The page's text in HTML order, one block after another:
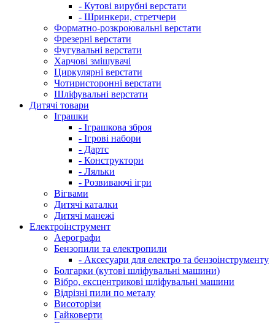
- Кутові вирубні верстати
- Шринкери, стретчери
Форматно-розкроювальні верстати
Фрезерні верстати
Фугувальні верстати
Харчові змішувачі
Циркулярні верстати
Чотиристоронні верстати
Шліфувальні верстати
Дитячі товари
Іграшки
- Іграшкова зброя
- Ігрові набори
- Дартс
- Конструктори
- Ляльки
- Розвиваючі ігри
Вігвами
Дитячі каталки
Дитячі манежі
Електроінструмент
Аерографи
Бензопили та електропили
- Аксесуари для електро та бензоінструменту
Болгарки (кутові шліфувальні машини)
Вібро, ексцентрикові шліфувальні машини
Відрізні пили по металу
Висоторізи
Гайковерти